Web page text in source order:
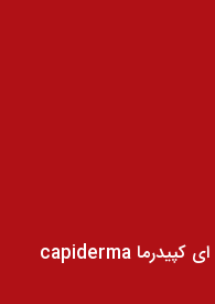
ژل شست و شوی پوست چرب و آکنه ای کپیدرما capiderma